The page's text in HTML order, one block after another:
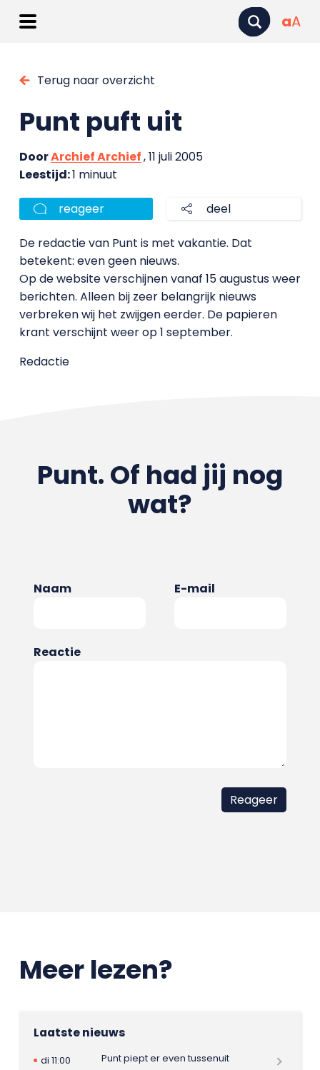
aA
Terug naar overzicht
Punt puft uit
DoorArchief Archief, 11 juli 2005
Leestijd:1 minuut
reageer deel
De redactie van Punt is met vakantie. Dat
betekent: even geen nieuws.
Op de website verschijnen vanaf 15 augustus weer
berichten. Alleen bij zeer belangrijk nieuws
verbreken wij het zwijgen eerder. De papieren
krant verschijnt weer op 1 september.
Redactie
Punt. Of had jij nog
wat?
Naam E-mail
Reactie
Meer lezen?
Laatste nieuws
di 11:00
Punt piept er even tussenuit